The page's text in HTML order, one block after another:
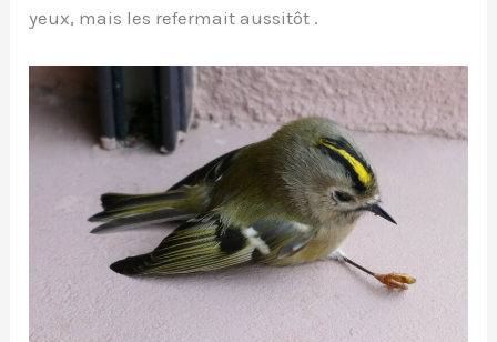
yeux, mais les refermait aussitôt .